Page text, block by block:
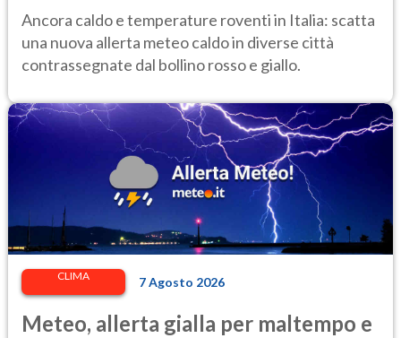
le città a rischio per il Ministero della
Salute
Ancora caldo e temperature roventi in Italia: scatta
una nuova allerta meteo caldo in diverse città
contrassegnate dal bollino rosso e giallo.
CLIMA 7 Agosto 2026
Meteo, allerta gialla per maltempo e